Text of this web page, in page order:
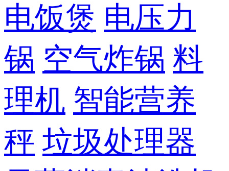
电饭煲 电压力
锅 空气炸锅 料
理机 智能营养
秤 垃圾处理器